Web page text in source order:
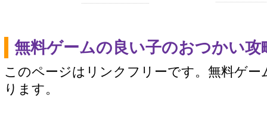
無料ゲームの良い子のおつかい
このページはリンクフリーです。無料ゲー
ります。